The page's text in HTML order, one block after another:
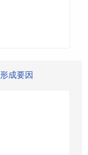
成要因